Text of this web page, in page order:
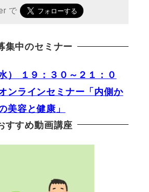
で
集中のセミナー
） １９：３０～２１：０
ンラインセミナー「内側か
美容と健康」
すすめ動画講座